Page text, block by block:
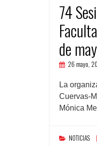
74
de
26 mayo,
La
Cuervas-
Mónica
NOTICIAS